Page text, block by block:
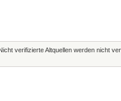
verifizierte Altquellen werden nicht